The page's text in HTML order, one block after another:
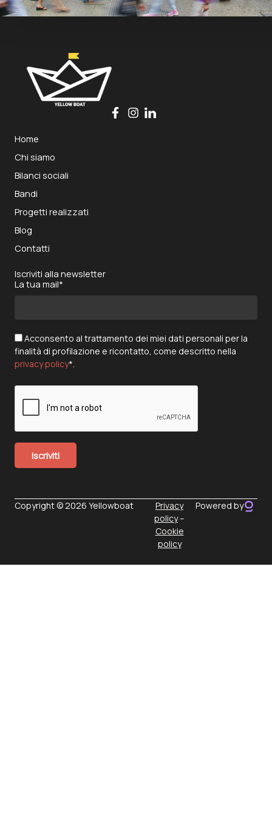
Home
Chi siamo
Bilanci sociali
Bandi
Progetti realizzati
Blog
Contatti
Iscriviti alla newsletter
La tua mail*
Acconsento al trattamento dei miei dati personali per la
finalità di profilazione e ricontatto, come descritto nella
privacy policy*.
Copyright © 2026 Yellowboat
Privacy
policy–
Cookie
policy
Powered by